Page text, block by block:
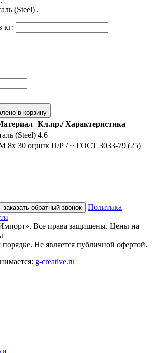
(Steel) .
кг:
в корзину
Кл.пр./ Характеристика
(Steel) 4.6
заказать обратный звонок
Политика
Все права защищены. Цены на
порядке. Не является публичной офертой.
g-creative.ru